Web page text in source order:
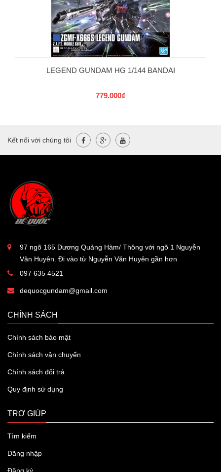
LEGEND GUNDAM HG 1/144 BANDAI
779.000₫
Kết nối với chúng tôi
97 ngõ 165 Dương Quảng Hàm/ Thông với ngõ 1 Nguyễn
Văn Huyên. Đi vào từ Nguyễn Văn Huyên gần hơn
097 635 4521
dequocgundam@gmail.com
CHÍNH SÁCH
Chính sách bảo mật
Chính sách vận chuyển
Chính sách đổi trả
Quy định sử dụng
TRỢ GIÚP
Tìm kiếm
Đăng nhập